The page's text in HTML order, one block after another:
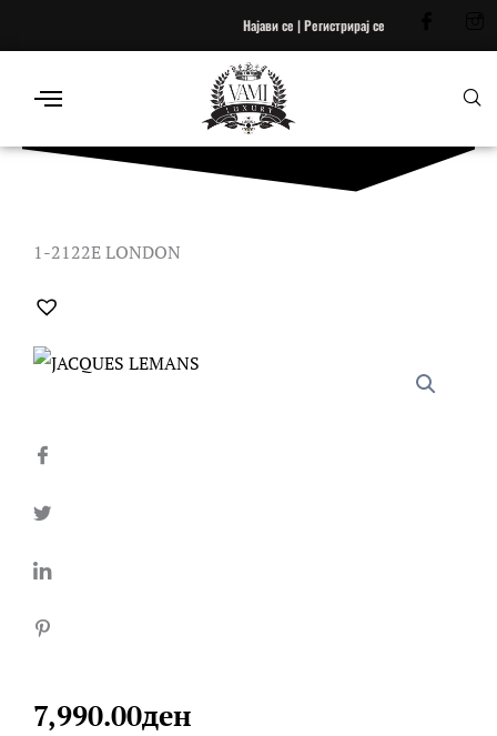
to
Најави се | Регистрирај се
1-2122E LONDON
7,990.00ден